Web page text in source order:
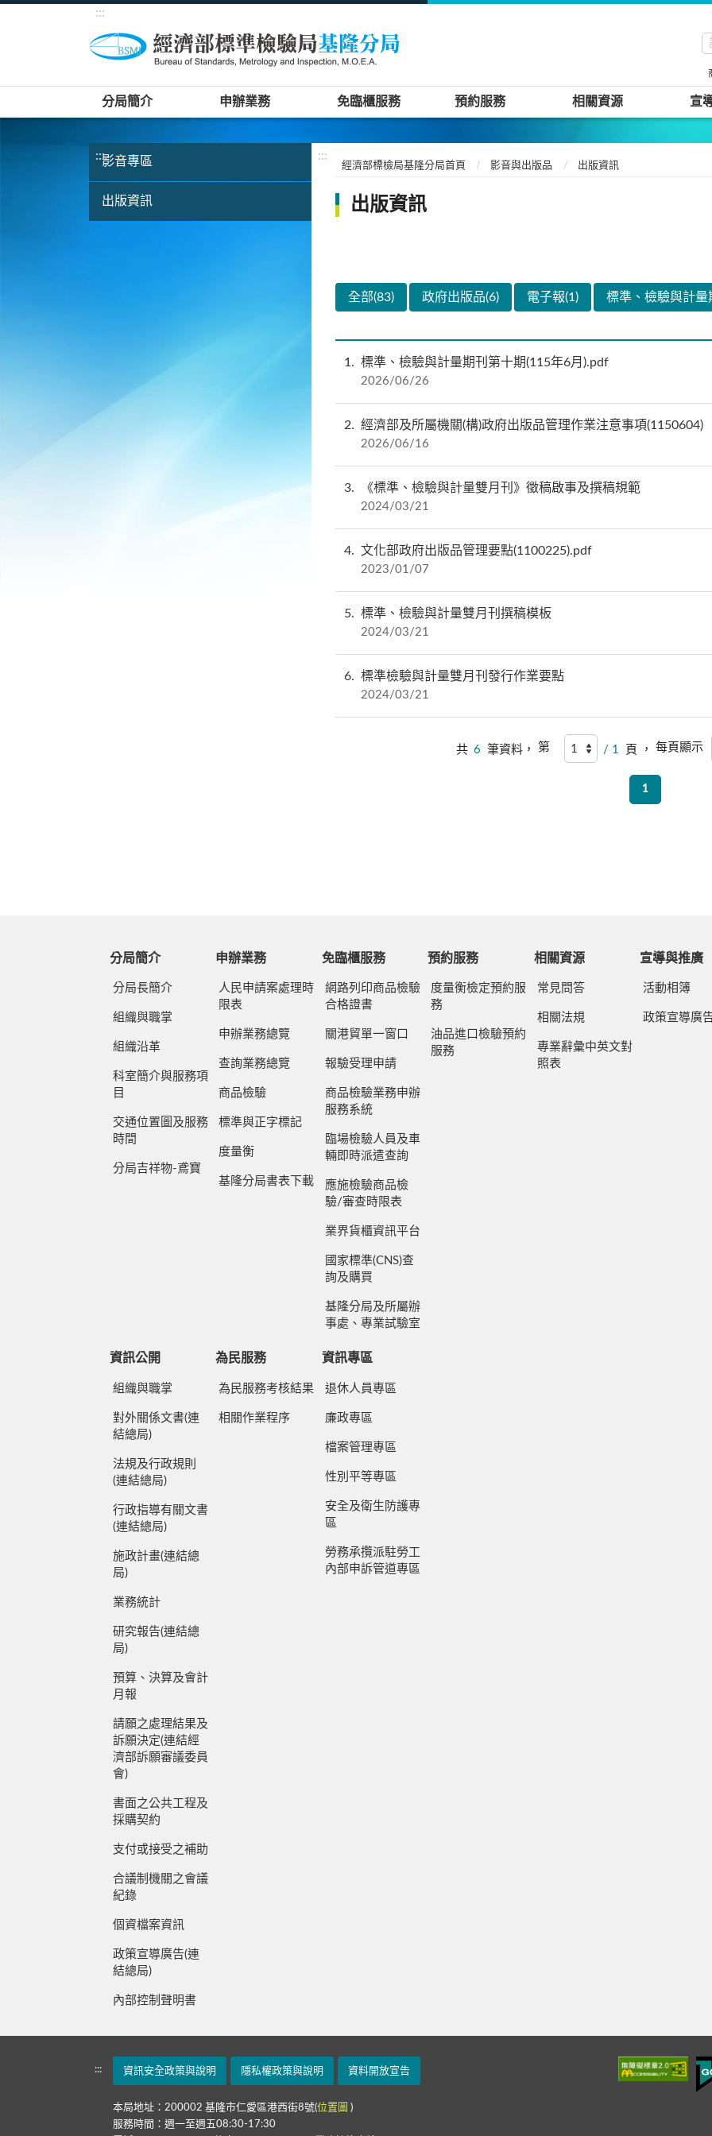
:::
分局簡介 申辦業務 免臨櫃服務 預約服務 相關資源 宣
:::影音專區
出版資訊
:::
經濟部標檢局基隆分局首頁 影音與出版品 出版資訊
出版資訊
全部(83) 政府出版品(6) 電子報(1) 標準、檢驗與計量
1 標準、檢驗與計量期刊第十期(115年6月).pdf
2026/06/26
2 經濟部及所屬機關(構)政府出版品管理作業注意事項(1150604)
2026/06/16
3 《標準、檢驗與計量雙月刊》徵稿啟事及撰稿規範
2024/03/21
4 文化部政府出版品管理要點(1100225).pdf
2023/01/07
5 標準、檢驗與計量雙月刊撰稿模板
2024/03/21
6 標準檢驗與計量雙月刊發行作業要點
2024/03/21
共 6 筆資料， 第 / 1 頁 ， 每頁顯示
1
分局簡介
分局長簡介
組織與職掌
組織沿革
科室簡介與服務項
目
交通位置圖及服務
時間
分局吉祥物-鳶寶
申辦業務
人民申請案處理時
限表
申辦業務總覽
查詢業務總覽
商品檢驗
標準與正字標記
度量衡
基隆分局書表下載
免臨櫃服務
網路列印商品檢驗
合格證書
關港貿單一窗口
報驗受理申請
商品檢驗業務申辦
服務系統
臨場檢驗人員及車
輛即時派遣查詢
應施檢驗商品檢
驗/審查時限表
業界貨櫃資訊平台
國家標準(CNS)查
詢及購買
基隆分局及所屬辦
事處、專業試驗室
預約服務
度量衡檢定預約服
務
油品進口檢驗預約
服務
相關資源
常見問答
相關法規
專業辭彙中英文對
照表
宣導與推廣
活動相簿
政策宣導廣
資訊公開
組織與職掌
對外關係文書(連
結總局)
法規及行政規則
(連結總局)
行政指導有關文書
(連結總局)
施政計畫(連結總
局)
業務統計
研究報告(連結總
局)
預算、決算及會計
月報
請願之處理結果及
訴願決定(連結經
濟部訴願審議委員
會)
書面之公共工程及
採購契約
支付或接受之補助
合議制機關之會議
紀錄
個資檔案資訊
政策宣導廣告(連
結總局)
內部控制聲明書
為民服務
為民服務考核結果
相關作業程序
資訊專區
退休人員專區
廉政專區
檔案管理專區
性別平等專區
安全及衛生防護專
區
勞務承攬派駐勞工
內部申訴管道專區
::: 資訊安全政策與說明 隱私權政策與說明 資料開放宣告
本局地址：200002 基隆市仁愛區港西街8號(位置圖 )
服務時間：週一至週五08:30-17:30